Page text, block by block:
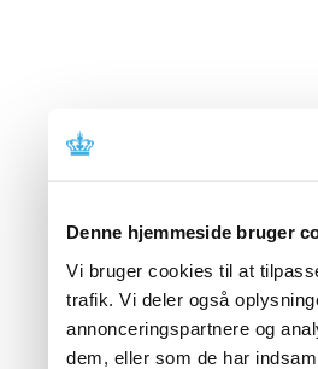
Denne hjemmeside bruger
Vi bruger cookies til at
trafik. Vi deler også
annonceringspartnere og
dem, eller som de har